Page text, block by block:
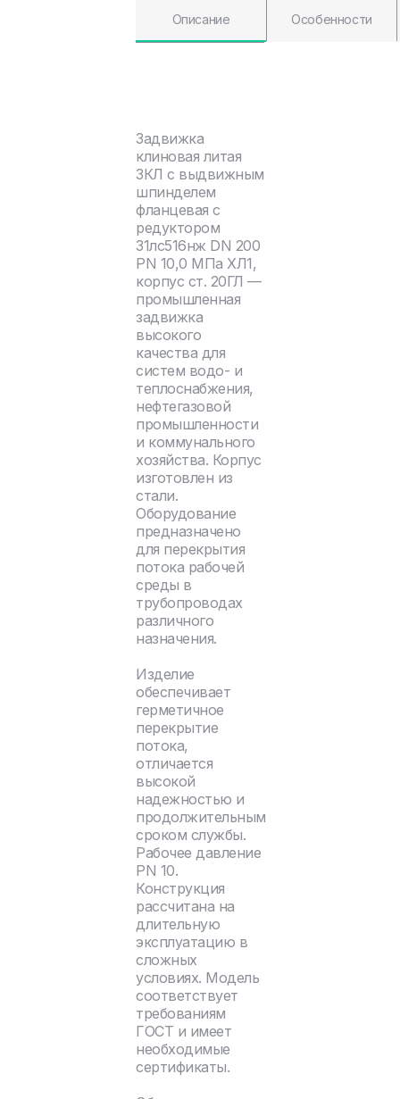
Описание Особенности
Задвижка
клиновая литая
ЗКЛ с выдвижным
шпинделем
фланцевая с
редуктором
31лс516нж DN 200
PN 10,0 МПа ХЛ1,
корпус ст. 20ГЛ —
промышленная
задвижка
высокого
качества для
систем водо- и
теплоснабжения,
нефтегазовой
промышленности
и коммунального
хозяйства. Корпус
изготовлен из
стали.
Оборудование
предназначено
для перекрытия
потока рабочей
среды в
трубопроводах
различного
назначения.
Изделие
обеспечивает
герметичное
перекрытие
потока,
отличается
высокой
надежностью и
продолжительным
сроком службы.
Рабочее давление
PN 10.
Конструкция
рассчитана на
длительную
эксплуатацию в
сложных
условиях. Модель
соответствует
требованиям
ГОСТ и имеет
необходимые
сертификаты.